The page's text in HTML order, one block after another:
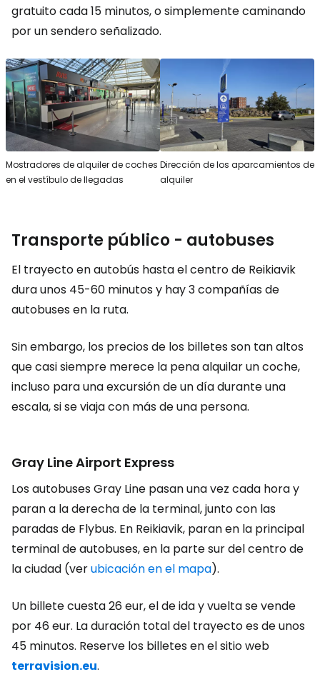
gratuito cada 15 minutos, o simplemente caminando
por un sendero señalizado.
Mostradores de alquiler de coches
en el vestíbulo de llegadas
Dirección de los aparcamientos de
alquiler
Transporte público - autobuses
El trayecto en autobús hasta el centro de Reikiavik
dura unos 45-60 minutos y hay 3 compañías de
autobuses en la ruta.
Sin embargo, los precios de los billetes son tan altos
que casi siempre merece la pena alquilar un coche,
incluso para una excursión de un día durante una
escala, si se viaja con más de una persona.
Gray Line Airport Express
Los autobuses Gray Line pasan una vez cada hora y
paran a la derecha de la terminal, junto con las
paradas de Flybus. En Reikiavik, paran en la principal
terminal de autobuses, en la parte sur del centro de
la ciudad (verubicación en el mapa).
Un billete cuesta 26 eur, el de ida y vuelta se vende
por 46 eur. La duración total del trayecto es de unos
45 minutos. Reserve los billetes en el sitio web
terravision.eu.